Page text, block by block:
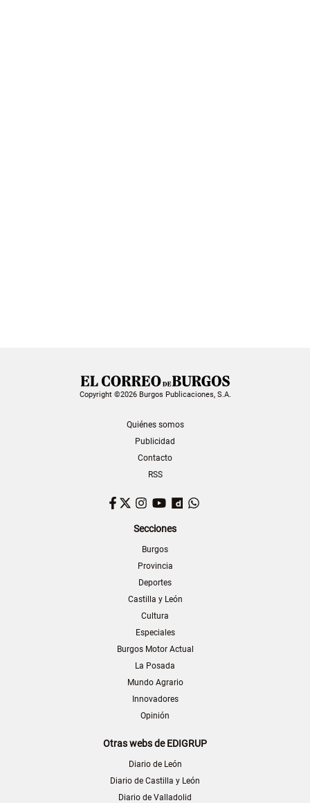
Copyright ©2026 Burgos Publicaciones, S.A.
Quiénes somos
Publicidad
Contacto
RSS
Facebook
TwitterInstagram
YouTubeDailymotion
Secciones
Burgos
Provincia
Deportes
Castilla y León
Cultura
Especiales
Burgos Motor Actual
La Posada
Mundo Agrario
Innovadores
Opinión
Otras webs de EDIGRUP
Diario de León
Diario de Castilla y León
Diario de Valladolid